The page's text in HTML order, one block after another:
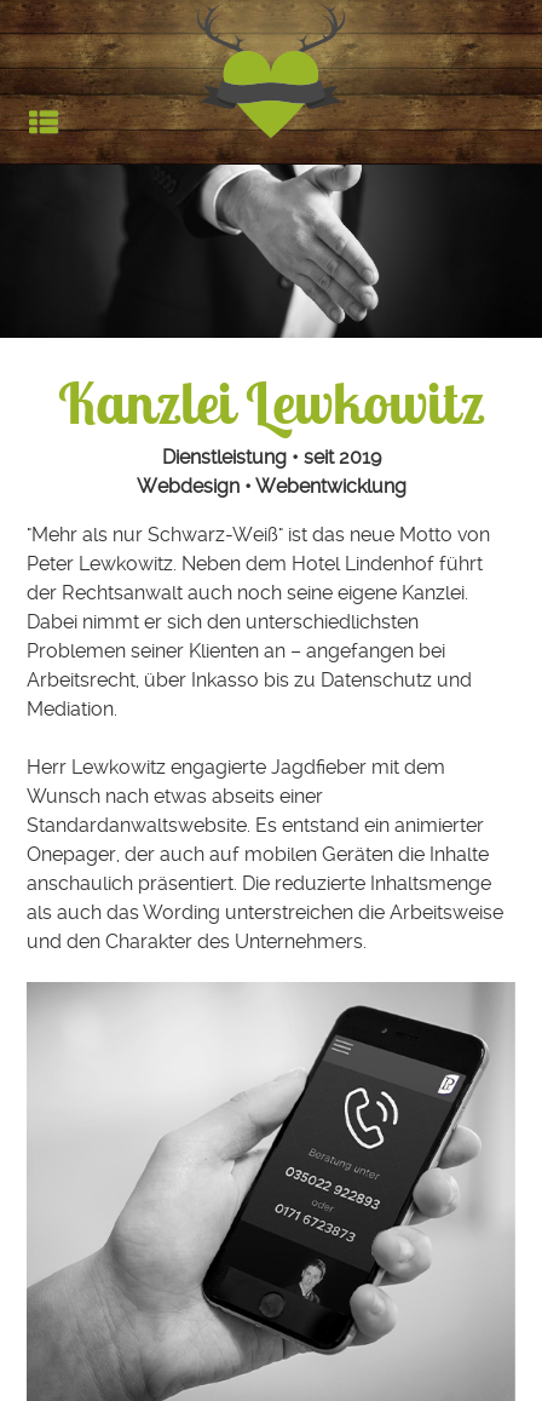
Jagdfieber |
HOCHSTAND
STARTSEITE
TROPHÄEN
REFERENZEN
Kanzlei Lewkowitz
Dienstleistung • seit 2019
Webdesign • Webentwicklung
"Mehr als nur Schwarz-Weiß" ist das neue Motto von
Peter Lewkowitz. Neben dem Hotel Lindenhof führt
der Rechtsanwalt auch noch seine eigene Kanzlei.
Dabei nimmt er sich den unterschiedlichsten
Problemen seiner Klienten an – angefangen bei
Arbeitsrecht, über Inkasso bis zu Datenschutz und
Mediation.
Herr Lewkowitz engagierte Jagdfieber mit dem
Wunsch nach etwas abseits einer
Standardanwaltswebsite. Es entstand ein animierter
Onepager, der auch auf mobilen Geräten die Inhalte
anschaulich präsentiert. Die reduzierte Inhaltsmenge
als auch das Wording unterstreichen die Arbeitsweise
und den Charakter des Unternehmers.